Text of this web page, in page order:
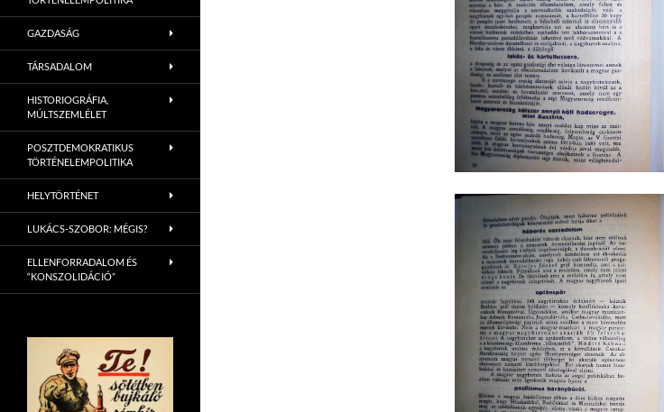
GAZDASÁG
TÁRSADALOM
HISTORIOGRÁFIA,
MÚLTSZEMLÉLET
POSZTDEMOKRATIKUS
TÖRTÉNELEMPOLITIKA
HELYTÖRTÉNET
LUKÁCS-SZOBOR: MÉGIS?
ELLENFORRADALOM ÉS
“KONSZOLIDÁCIÓ”